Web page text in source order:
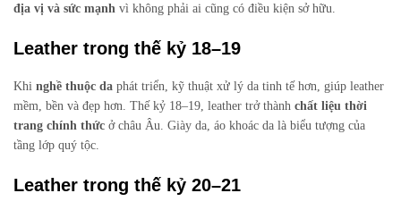
địa vị và sức mạnh vì không phải ai cũng có điều kiện sở hữu.
Leather trong thế kỷ 18–19
Khi nghề thuộc da phát triển, kỹ thuật xử lý da tinh tế hơn, giúp leather
mềm, bền và đẹp hơn. Thế kỷ 18–19, leather trở thành chất liệu thời
trang chính thức ở châu Âu. Giày da, áo khoác da là biểu tượng của
tầng lớp quý tộc.
Leather trong thế kỷ 20–21